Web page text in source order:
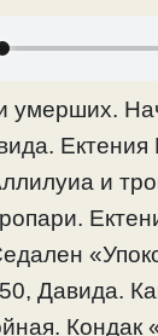
умерших.
Ектения
и
Давида.
Кондак